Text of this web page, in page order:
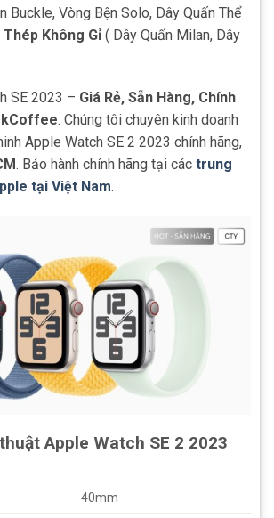
Buckle, Vòng Bện Solo, Dây Quấn Thể
Thép Không Gỉ( Dây Quấn Milan, Dây
SE 2023 – Giá Rẻ, Sẵn Hàng, Chính
. Chúng tôi chuyên kinh doanh
Apple Watch SE 2 2023 chính hãng,
. Bảo hành chính hãng tại các trung
tại Việt Nam.
Apple Watch SE 2 2023
40mm